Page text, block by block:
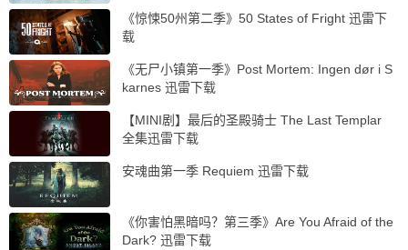
《惊悚50州第二季》50 States of Fright 迅雷下
载
《无尸小镇第一季》Post Mortem: Ingen dør i S
karnes 迅雷下载
【MINI剧】最后的圣殿骑士 The Last Templar
全集迅雷下载
安魂曲第一季 Requiem 迅雷下载
《你害怕黑暗吗？第三季》Are You Afraid of the
Dark? 迅雷下载